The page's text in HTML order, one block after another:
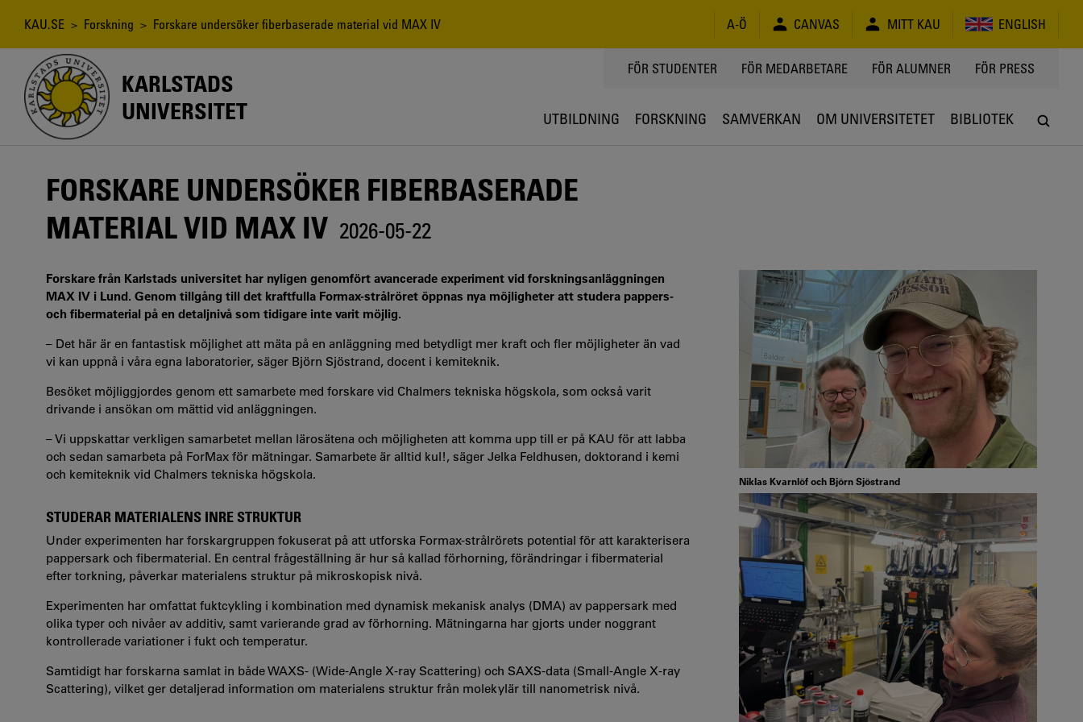
Länkstig
KAU.SE > Forskning > Forskare undersöker fiberbaserade material vid MAX IV A-Ö CANVAS MITT KAU ENGLISH
KARLSTADS
UNIVERSITET
TOPPMENY
FÖR STUDENTER FÖR MEDARBETARE FÖR ALUMNER FÖR PRESS
UTBILDNING FORSKNING SAMVERKAN OM UNIVERSITETET BIBLIOTEK
FORSKARE UNDERSÖKER FIBERBASERADE
MATERIAL VID MAX IV 2026-05-22
Forskare från Karlstads universitet har nyligen genomfört avancerade experiment vid forskningsanläggningen
MAX IV i Lund. Genom tillgång till det kraftfulla Formax-strålröret öppnas nya möjligheter att studera pappers-
och fibermaterial på en detaljnivå som tidigare inte varit möjlig.
– Det här är en fantastisk möjlighet att mäta på en anläggning med betydligt mer kraft och fler möjligheter än vad
vi kan uppnå i våra egna laboratorier, säger Björn Sjöstrand, docent i kemiteknik.
Besöket möjliggjordes genom ett samarbete med forskare vid Chalmers tekniska högskola, som också varit
drivande i ansökan om mättid vid anläggningen.
– Vi uppskattar verkligen samarbetet mellan lärosätena och möjligheten att komma upp till er på KAU för att labba
och sedan samarbeta på ForMax för mätningar. Samarbete är alltid kul!, säger Jelka Feldhusen, doktorand i kemi
och kemiteknik vid Chalmers tekniska högskola.
STUDERAR MATERIALENS INRE STRUKTUR
Under experimenten har forskargruppen fokuserat på att utforska Formax-strålrörets potential för att karakterisera
pappersark och fibermaterial. En central frågeställning är hur så kallad förhorning, förändringar i fibermaterial
efter torkning, påverkar materialens struktur på mikroskopisk nivå.
Experimenten har omfattat fuktcykling i kombination med dynamisk mekanisk analys (DMA) av pappersark med
olika typer och nivåer av additiv, samt varierande grad av förhorning. Mätningarna har gjorts under noggrant
kontrollerade variationer i fukt och temperatur.
Samtidigt har forskarna samlat in både WAXS- (Wide-Angle X-ray Scattering) och SAXS-data (Small-Angle X-ray
Scattering), vilket ger detaljerad information om materialens struktur från molekylär till nanometrisk nivå.
Niklas Kvarnlöf och Björn Sjöstrand